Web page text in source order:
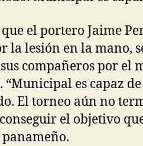
el portero Jaime
la lesión en la mano,
compañeros por el
“Municipal es capaz
El torneo aún no
el objetivo